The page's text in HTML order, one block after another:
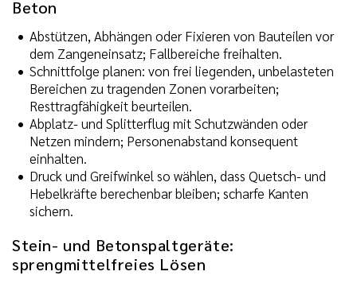
Beton
Abstützen, Abhängen oder Fixieren von Bauteilen vor
dem Zangeneinsatz; Fallbereiche freihalten.
Schnittfolge planen: von frei liegenden, unbelasteten
Bereichen zu tragenden Zonen vorarbeiten;
Resttragfähigkeit beurteilen.
Abplatz- und Splitterflug mit Schutzwänden oder
Netzen mindern; Personenabstand konsequent
einhalten.
Druck und Greifwinkel so wählen, dass Quetsch- und
Hebelkräfte berechenbar bleiben; scharfe Kanten
sichern.
Stein- und Betonspaltgeräte:
sprengmittelfreies Lösen